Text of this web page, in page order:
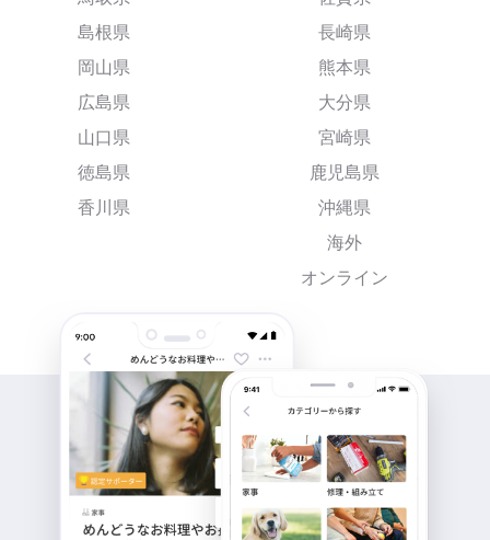
島根県
岡山県
広島県
山口県
徳島県
香川県
長崎県
熊本県
大分県
宮崎県
鹿児島県
沖縄県
海外
オンライン